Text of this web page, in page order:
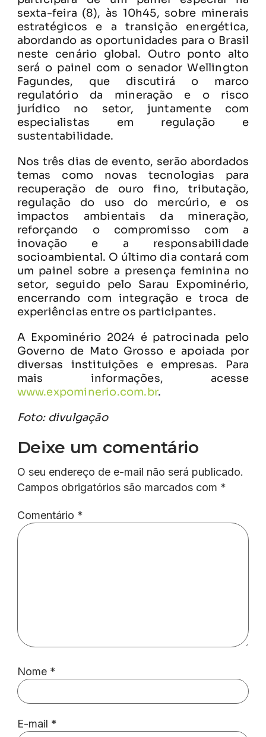
sexta-feira (8), às 10h45, sobre minerais
estratégicos e a transição energética,
abordando as oportunidades para o Brasil
neste cenário global. Outro ponto alto
será o painel com o senador Wellington
Fagundes, que discutirá o marco
regulatório da mineração e o risco
jurídico no setor, juntamente com
especialistas em regulação e
sustentabilidade.
Nos três dias de evento, serão abordados
temas como novas tecnologias para
recuperação de ouro fino, tributação,
regulação do uso do mercúrio, e os
impactos ambientais da mineração,
reforçando o compromisso com a
inovação e a responsabilidade
socioambiental. O último dia contará com
um painel sobre a presença feminina no
setor, seguido pelo Sarau Expominério,
encerrando com integração e troca de
experiências entre os participantes.
A Expominério 2024 é patrocinada pelo
Governo de Mato Grosso e apoiada por
diversas instituições e empresas. Para
mais informações, acesse
www.expominerio.com.br.
Foto: divulgação
Deixe um comentário
O seu endereço de e-mail não será publicado.
Campos obrigatórios são marcados com *
Comentário *
Nome *
E-mail *